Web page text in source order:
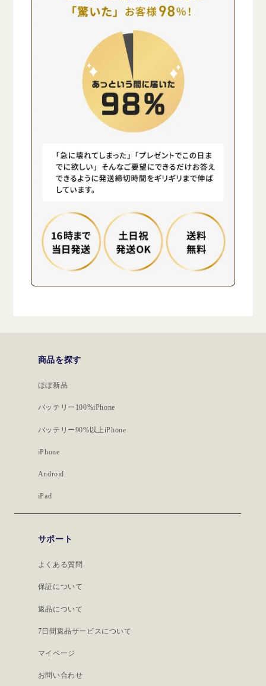
商品を探す
ほぼ新品
バッテリー100%iPhone
バッテリー90%以上iPhone
iPhone
Android
iPad
サポート
よくある質問
保証について
返品について
7日間返品サービスについて
マイページ
お問い合わせ